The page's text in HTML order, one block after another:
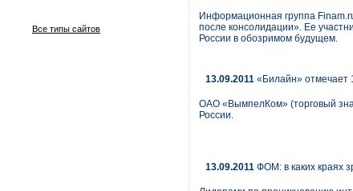
Все типы сайтов
Информационная группа
после консолидации». Ее
России в обозримом будущем.
13.09.2011 «Билайн» отмечает
ОАО «ВымпелКом» (торговый
России.
13.09.2011 ФОМ: в каких краях